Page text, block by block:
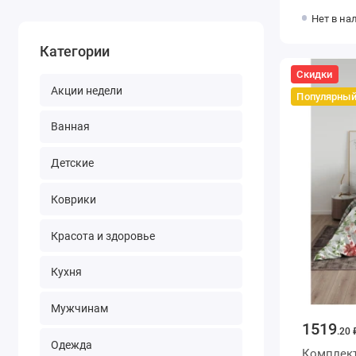
Категории
Акции недели
Ванная
Детские
Коврики
Красота и здоровье
Кухня
Мужчинам
Одежда
Веселина
Нет в
Скидки
Популярный
1519.20